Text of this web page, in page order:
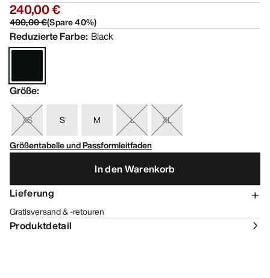
240,00 €
400,00 €(Spare40%)
Reduzierte Farbe: Black
Größe:
XS S M L
XL
Größentabelle und Passformleitfaden
In den Warenkorb
Lieferung
Gratisversand & -retouren
Produktdetail